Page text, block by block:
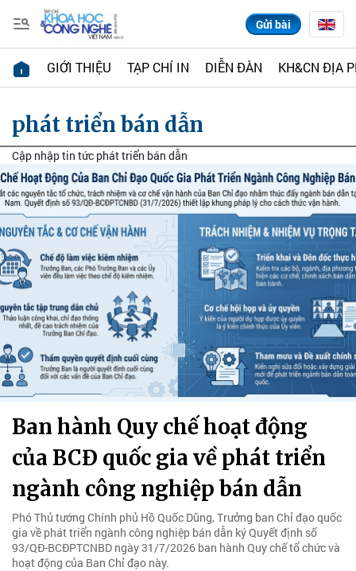
Gửi bài
GIỚI THIỆU TẠP CHÍ IN DIỄN ĐÀN KH&CN ĐỊA
phát triển bán dẫn
Cập nhập tin tức phát triển bán dẫn
Ban hành Quy chế hoạt động
của BCĐ quốc gia về phát triển
ngành công nghiệp bán dẫn
Phó Thủ tướng Chính phủ Hồ Quốc Dũng, Trưởng ban Chỉ đạo quốc
gia về phát triển ngành công nghiệp bán dẫn ký Quyết định số
93/QĐ-BCĐPTCNBD ngày 31/7/2026 ban hành Quy chế tổ chức và
hoạt động của Ban Chỉ đạo này.